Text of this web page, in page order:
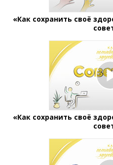
«Как сохранить своё
«Как сохранить своё